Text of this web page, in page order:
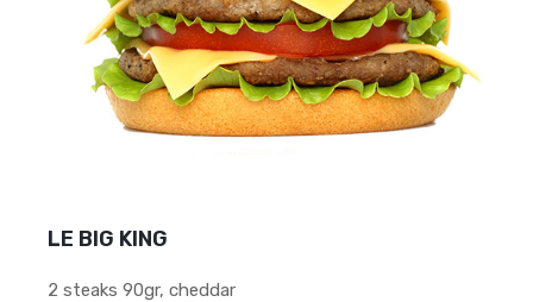
LE BIG KING
2 steaks 90gr, cheddar